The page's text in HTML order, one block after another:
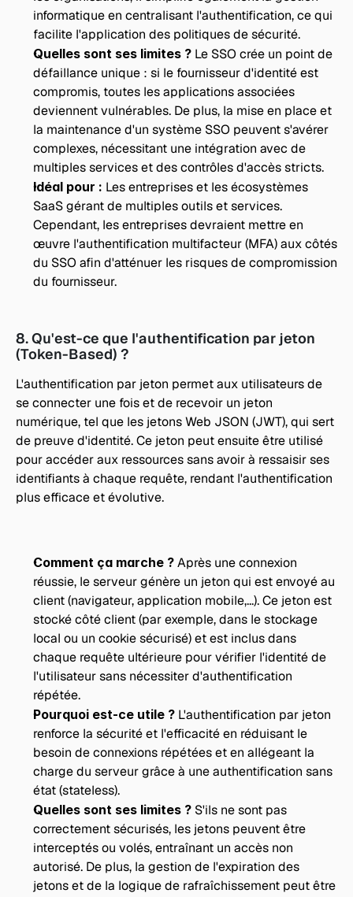
informatique en centralisant l'authentification, ce qui
facilite l'application des politiques de sécurité.
Quelles sont ses limites ? Le SSO crée un point de
défaillance unique : si le fournisseur d'identité est
compromis, toutes les applications associées
deviennent vulnérables. De plus, la mise en place et
la maintenance d'un système SSO peuvent s'avérer
complexes, nécessitant une intégration avec de
multiples services et des contrôles d'accès stricts.
Idéal pour : Les entreprises et les écosystèmes
SaaS gérant de multiples outils et services.
Cependant, les entreprises devraient mettre en
œuvre l'authentification multifacteur (MFA) aux côtés
du SSO afin d'atténuer les risques de compromission
du fournisseur.
8. Qu'est-ce que l'authentification par jeton
(Token-Based) ?
L'authentification par jeton permet aux utilisateurs de
se connecter une fois et de recevoir un jeton
numérique, tel que les jetons Web JSON (JWT), qui sert
de preuve d'identité. Ce jeton peut ensuite être utilisé
pour accéder aux ressources sans avoir à ressaisir ses
identifiants à chaque requête, rendant l'authentification
plus efficace et évolutive.
Comment ça marche ? Après une connexion
réussie, le serveur génère un jeton qui est envoyé au
client (navigateur, application mobile,...). Ce jeton est
stocké côté client (par exemple, dans le stockage
local ou un cookie sécurisé) et est inclus dans
chaque requête ultérieure pour vérifier l'identité de
l'utilisateur sans nécessiter d'authentification
répétée.
Pourquoi est-ce utile ? L'authentification par jeton
renforce la sécurité et l'efficacité en réduisant le
besoin de connexions répétées et en allégeant la
charge du serveur grâce à une authentification sans
état (stateless).
Quelles sont ses limites ? S'ils ne sont pas
correctement sécurisés, les jetons peuvent être
interceptés ou volés, entraînant un accès non
autorisé. De plus, la gestion de l'expiration des
jetons et de la logique de rafraîchissement peut être